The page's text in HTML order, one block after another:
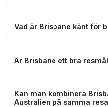
Vad är Brisbane känt för
Är Brisbane ett bra
Kan man kombinera
Australien på samma